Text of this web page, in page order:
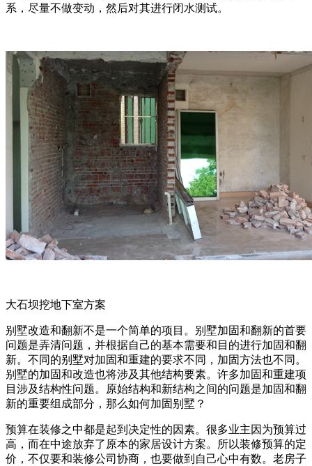
系，尽量不做变动，然后对其进行闭水测试。
大石坝挖地下室方案
别墅改造和翻新不是一个简单的项目。别墅加固和翻新的首要
问题是弄清问题，并根据自己的基本需要和目的进行加固和翻
新。不同的别墅对加固和重建的要求不同，加固方法也不同。
别墅的加固和改造也将涉及其他结构要素。许多加固和重建项
目涉及结构性问题。原始结构和新结构之间的问题是加固和翻
新的重要组成部分，那么如何加固别墅？
预算在装修之中都是起到决定性的因素。很多业主因为预算过
高，而在中途放弃了原本的家居设计方案。所以装修预算的定
价，不仅要和装修公司协商，也要做到自己心中有数。老房子